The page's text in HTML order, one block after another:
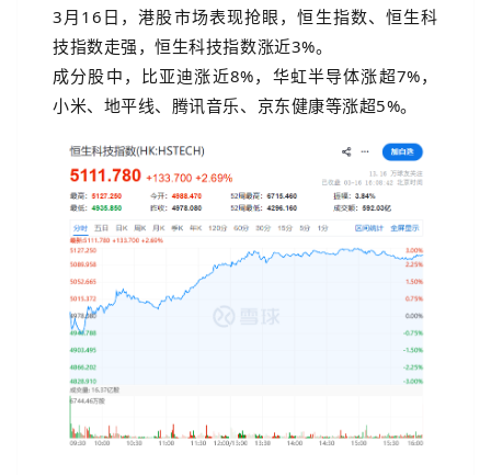
3月16日，港股市场表现抢眼，恒生指数、恒生科
技指数走强，恒生科技指数涨近3%。
成分股中，比亚迪涨近8%，华虹半导体涨超7%，
小米、地平线、腾讯音乐、京东健康等涨超5%。